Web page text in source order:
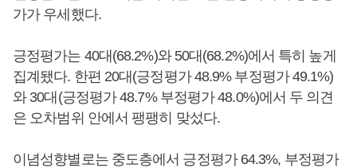
가가 우세했다.
긍정평가는 40대(68.2%)와 50대(68.2%)에서 특히 높게
집계됐다. 한편 20대(긍정평가 48.9% 부정평가 49.1%)
와 30대(긍정평가 48.7% 부정평가 48.0%)에서 두 의견
은 오차범위 안에서 팽팽히 맞섰다.
이념성향별로는 중도층에서 긍정평가 64.3%, 부정평가